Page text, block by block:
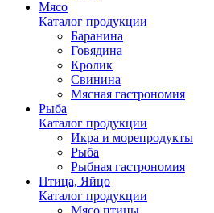
Мясо
Каталог продукции
Баранина
Говядина
Кролик
Свинина
Мясная гастрономия
Рыба
Каталог продукции
Икра и морепродукты
Рыба
Рыбная гастрономия
Птица, Яйцо
Каталог продукции
Мясо птицы